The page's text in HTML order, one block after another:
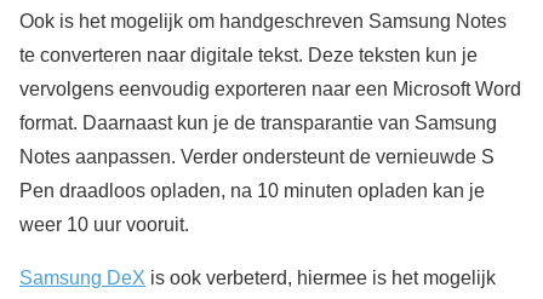
Ook is het mogelijk om handgeschreven Samsung Notes
te converteren naar digitale tekst. Deze teksten kun je
vervolgens eenvoudig exporteren naar een Microsoft Word
format. Daarnaast kun je de transparantie van Samsung
Notes aanpassen. Verder ondersteunt de vernieuwde S
Pen draadloos opladen, na 10 minuten opladen kan je
weer 10 uur vooruit.
Samsung DeX is ook verbeterd, hiermee is het mogelijk